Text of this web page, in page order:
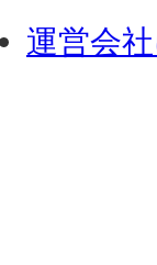
運営会